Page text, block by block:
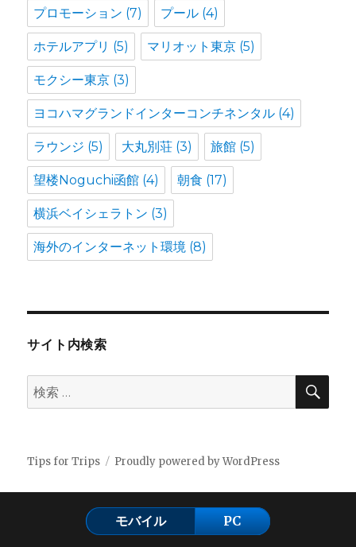
プロモーション (7) プール (4)
ホテルアプリ (5) マリオット東京 (5)
モクシー東京 (3)
ヨコハマグランドインターコンチネンタル (4)
ラウンジ (5) 大丸別荘 (3) 旅館 (5)
望楼Noguchi函館 (4) 朝食 (17)
横浜ベイシェラトン (3)
海外のインターネット環境 (8)
サイト内検索
検
索:
検
Tips for Trips Proudly powered by WordPress
モバイル PC